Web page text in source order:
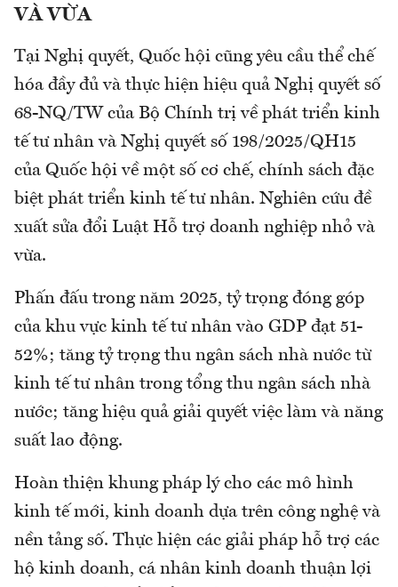
VÀ VỪA
Tại Nghị quyết, Quốc hội cũng yêu cầu thể chế
hóa đầy đủ và thực hiện hiệu quả Nghị quyết số
68-NQ/TW của Bộ Chính trị về phát triển kinh
tế tư nhân và Nghị quyết số 198/2025/QH15
của Quốc hội về một số cơ chế, chính sách đặc
biệt phát triển kinh tế tư nhân. Nghiên cứu đề
xuất sửa đổi Luật Hỗ trợ doanh nghiệp nhỏ và
vừa.
Phấn đấu trong năm 2025, tỷ trọng đóng góp
của khu vực kinh tế tư nhân vào GDP đạt 51-
52%; tăng tỷ trọng thu ngân sách nhà nước từ
kinh tế tư nhân trong tổng thu ngân sách nhà
nước; tăng hiệu quả giải quyết việc làm và năng
suất lao động.
Hoàn thiện khung pháp lý cho các mô hình
kinh tế mới, kinh doanh dựa trên công nghệ và
nền tảng số. Thực hiện các giải pháp hỗ trợ các
hộ kinh doanh, cá nhân kinh doanh thuận lợi